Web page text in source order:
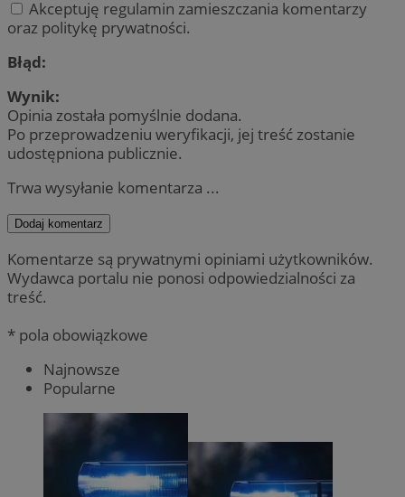
Akceptuję regulamin zamieszczania komentarzy
oraz politykę prywatności.
Błąd:
Wynik:
Opinia została pomyślnie dodana.
Po przeprowadzeniu weryfikacji, jej treść zostanie
udostępniona publicznie.
Trwa wysyłanie komentarza ...
Dodaj komentarz
Komentarze są prywatnymi opiniami użytkowników.
Wydawca portalu nie ponosi odpowiedzialności za
treść.
* pola obowiązkowe
Najnowsze
Popularne